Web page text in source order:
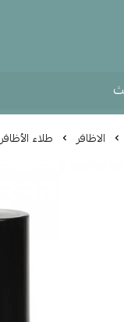
الداكن
الاظافر طلاء الأظافر